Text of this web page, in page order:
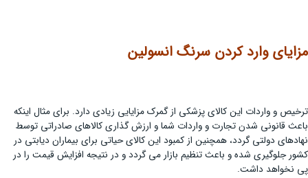
مزایای وارد کردن سرنگ انسولین
ترخیص و واردات این کالای پزشکی از گمرک مزایایی زیادی دارد. برای مثال اینکه
باعث قانونی شدن تجارت و واردات شما و ارزش گذاری کالاهای صادراتی توسط
نهادهای دولتی گردد، همچنین از کمبود این کالای حیاتی برای بیماران دیابتی در
کشور جلوگیری شده و باعث تنظیم بازار می گردد و در نتیجه افزایش قیمت را در
پی نخواهد داشت.